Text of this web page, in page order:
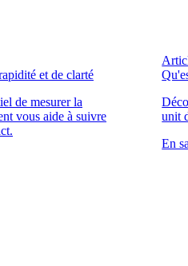
et de clarté
de mesurer la
vous aide à suivre
unit
En